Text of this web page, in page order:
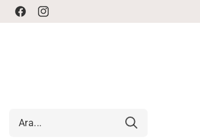
FacebookInstagram